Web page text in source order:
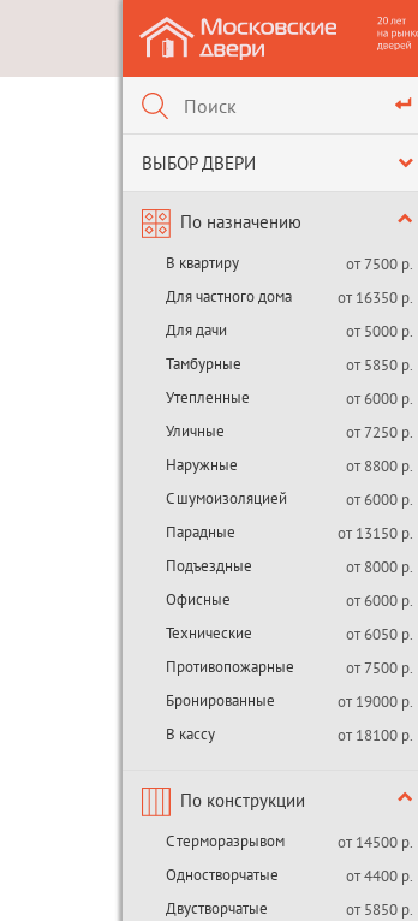
ВЫБОР ДВЕРИ
По назначению
В квартиру
от 7500 р.
Для частного дома
от 16350 р.
Для дачи
от 5000 р.
Тамбурные
от 5850 р.
Утепленные
от 6000 р.
Уличные
от 7250 р.
Наружные
от 8800 р.
С шумоизоляцией
от 6000 р.
Парадные
от 13150 р.
Подъездные
от 8000 р.
Офисные
от 6000 р.
Технические
от 6050 р.
Противопожарные
от 7500 р.
Бронированные
от 19000 р.
В кассу
от 18100 р.
По конструкции
С терморазрывом
от 14500 р.
Одностворчатые
от 4400 р.
Двустворчатые
от 5850 р.